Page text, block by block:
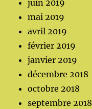
juin 2019
mai 2019
avril 2019
février 2019
janvier 2019
décembre 2018
octobre 2018
septembre 2018